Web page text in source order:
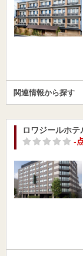
関連情報から探す
ロワジールホテ
-